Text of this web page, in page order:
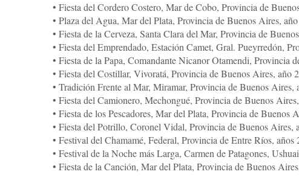
• Fiesta del Cordero Costero, Mar de Cobo, Provincia de
• Plaza del Agua, Mar del Plata, Provincia de Buenos Aires,
• Fiesta de la Cerveza, Santa Clara del Mar, Provincia de
• Fiesta del Emprendado, Estación Camet, Gral. Pueyrredón,
• Fiesta de la Papa, Comandante Nicanor Otamendi, Provincia
• Fiesta del Costillar, Vivoratá, Provincia de Buenos Aires, año
• Tradición Frente al Mar, Miramar, Provincia de Buenos Aires,
• Fiesta del Camionero, Mechongué, Provincia de Buenos
• Fiesta de los Pescadores, Mar del Plata, Provincia de Buenos
• Fiesta del Potrillo, Coronel Vidal, Provincia de Buenos Aires,
• Festival del Chamamé, Federal, Provincia de Entre Ríos, años
• Festival de la Noche más Larga, Carmen de Patagones,
• Fiesta de la Canción, Mar del Plata, Provincia de Buenos